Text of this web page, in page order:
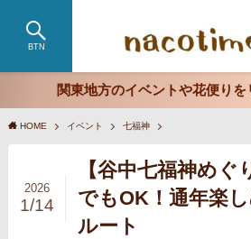
BTN
関東地方のイベントや花便りを
HOME イベント 七福神
【谷中七福神めぐ
でもOK！通年楽
ルート
2026
1/14